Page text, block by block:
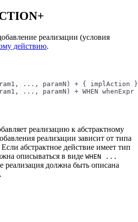
реализации (условия
действию.
..., paramN) + { implAction }
..., paramN) + WHEN
реализацию к абстрактному
реализации зависит от типа
абстрактное действие имеет тип
описываться в виде WHEN ...
реализация должна быть описана